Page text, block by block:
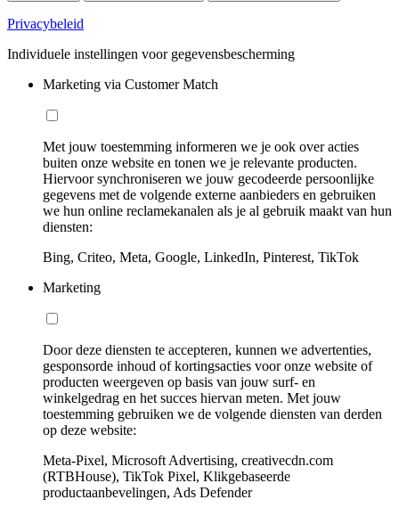
Privacybeleid
Individuele instellingen voor gegevensbescherming
Marketing via Customer Match
Met jouw toestemming informeren we je ook over acties
buiten onze website en tonen we je relevante producten.
Hiervoor synchroniseren we jouw gecodeerde persoonlijke
gegevens met de volgende externe aanbieders en gebruiken
we hun online reclamekanalen als je al gebruik maakt van hun
diensten:
Bing, Criteo, Meta, Google, LinkedIn, Pinterest, TikTok
Marketing
Door deze diensten te accepteren, kunnen we advertenties,
gesponsorde inhoud of kortingsacties voor onze website of
producten weergeven op basis van jouw surf- en
winkelgedrag en het succes hiervan meten. Met jouw
toestemming gebruiken we de volgende diensten van derden
op deze website:
Meta-Pixel, Microsoft Advertising, creativecdn.com
(RTBHouse), TikTok Pixel, Klikgebaseerde
productaanbevelingen, Ads Defender